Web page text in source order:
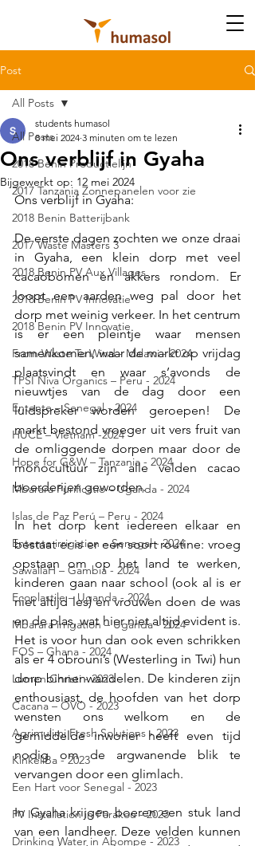
Post
All Posts
2018 Benin Productielijn
2017 Tanzania Zonnepanelen voor zie
2018 Benin Batterijbank
2017 Waste Masters 3
2018 Benin PV Aux Villages
2018 Benin PV Innovatie
2018 Benin PV Innovatie
From Waste To Wind - Malawi - 2024
TPSI Niva Organics – Peru - 2024
Entente – Senegal - 2024
HUCE – Vietnam -2024
Hope for G&W – Tanzania - 2024
Mbarara Purificatio – Uganda - 2024
Islas de Paz Perú – Peru - 2024
Entente irrigation – Senegal - 2024
SawallaH – Gambia - 2024
Ecoplastile – Uganda - 2024
Mbarara irrigation – Uganda - 2024
FOS – Ghana - 2024
Lumen Christi - 2023
Cacana – OVO - 2023
Agrimulimi Fresh Solutions - 2023
KinkeliBa - 2023
Een Hart voor Senegal - 2023
PV Installation in Parakou - 2023
Drinking Water in Abompe - 2023
All Posts
Ons verblijf in Gyaha
students humasol
8 mei 2024 3 minuten om te lezen
Bijgewerkt op: 12 mei 2024
Ons verblijf in Gyaha:
De eerste dagen zochten we onze draai
in Gyaha, een klein dorp met veel
cacaobomen en akkers rondom. Er
loopt een aarden weg pal door het
dorp met weinig verkeer. In het centrum
is er een pleintje waar mensen
samenkomen, waar de markt op vrijdag
plaatsvindt en waar s’avonds de
nieuwtjes van de dag door een
luidspreker worden geroepen! De
markt bestond vroeger uit vers fruit van
de omliggende dorpen maar door de
monocultuur zijn alle velden cacao
boerderijen geworden.
In het dorp kent iedereen elkaar en
bestaat er is er een soort routine: vroeg
opstaan om op het land te werken,
kinderen gaan naar school (ook al is er
niet altijd les) en vrouwen doen de was
en de plas, wat hier niet altijd evident is.
Het is voor hun dan ook even schrikken
als er 4 obrouni’s (Westerling in Twi) hun
dorp binnenwandelen. De kinderen zijn
enthousiast, de hoofden van het dorp
wensten ons welkom en de
gemiddelde inwoner heeft even tijd
nodig om de argwanende blik te
vervangen door een glimlach.
In Gyaha krijgen boeren een stuk land
van een landheer. Deze velden kunnen